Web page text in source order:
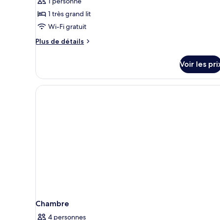
ce
type
chambre :
1 très grand lit
Wi-Fi gratuit
Plus de détails
Plus
le
type
de
Voir les
Chambre
4 personnes